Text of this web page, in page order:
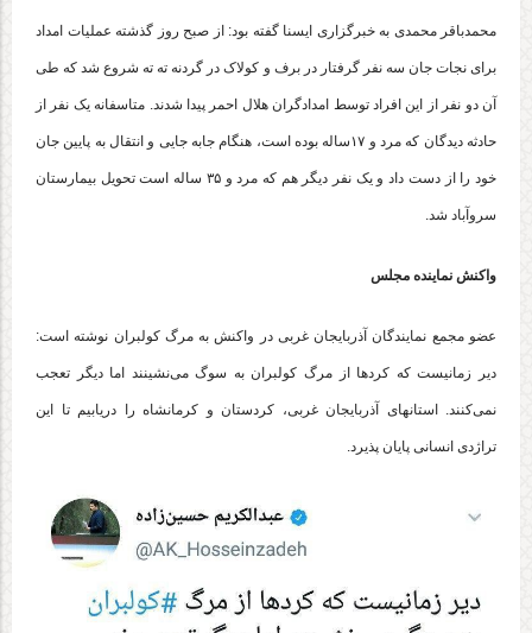
محمدباقر محمدی به خبرگزاری ایسنا گفته بود: از صبح روز گذشته عملیات امداد
برای نجات جان سه نفر گرفتار در برف و کولاک در گردنه ته ته شروع شد که طی
آن دو نفر از این افراد توسط امدادگران هلال احمر پیدا شدند. متاسفانه یک نفر از
حادثه دیدگان که مرد و ۱۷ساله بوده است، هنگام جابه جایی و انتقال به پایین جان
خود را از دست داد و یک نفر دیگر هم که مرد و ۳۵ ساله است تحویل بیمارستان
سروآباد شد.
واکنش نماینده مجلس
عضو مجمع نمایندگان آذربایجان غربی در واکنش به مرگ کولبران نوشته است:
دیر زمانیست که کردها از مرگ ‎کولبران به سوگ می‌نشینند اما دیگر تعجب
نمی‌کنند. استانهای آذربایجان غربی، کردستان و کرمانشاه را دریابیم تا این
تراژدی انسانی پایان پذیرد.